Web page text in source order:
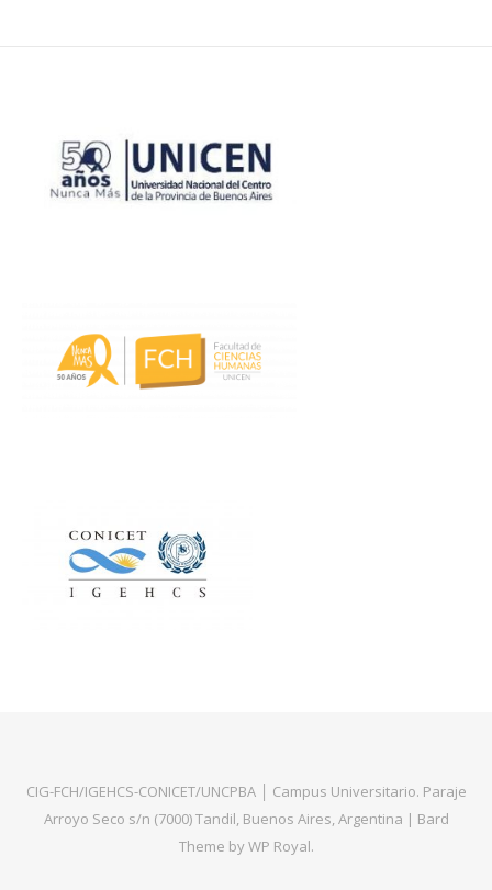
CIG-FCH/IGEHCS-CONICET/UNCPBA │ Campus Universitario. Paraje
Arroyo Seco s/n (7000) Tandil, Buenos Aires, Argentina | Bard
Theme byWP Royal.